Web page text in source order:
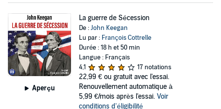
Aperçu
La guerre de Sécession
De :John Keegan
Lu par : François Cottrelle
Durée : 18 h et 50 min
Langue : Français
4,1
17 notations
22,99 € ou gratuit avec l'essai.
Renouvellement automatique à
5,99 €/mois après l'essai. Voir
conditions d'éligibilité